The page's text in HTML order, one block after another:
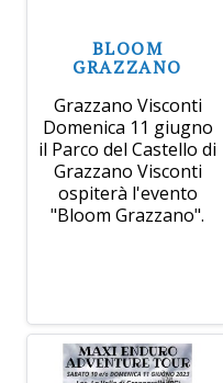
BLOOM
GRAZZANO
Grazzano Visconti
Domenica 11 giugno
il Parco del Castello di
Grazzano Visconti
ospiterà l'evento
"Bloom Grazzano".